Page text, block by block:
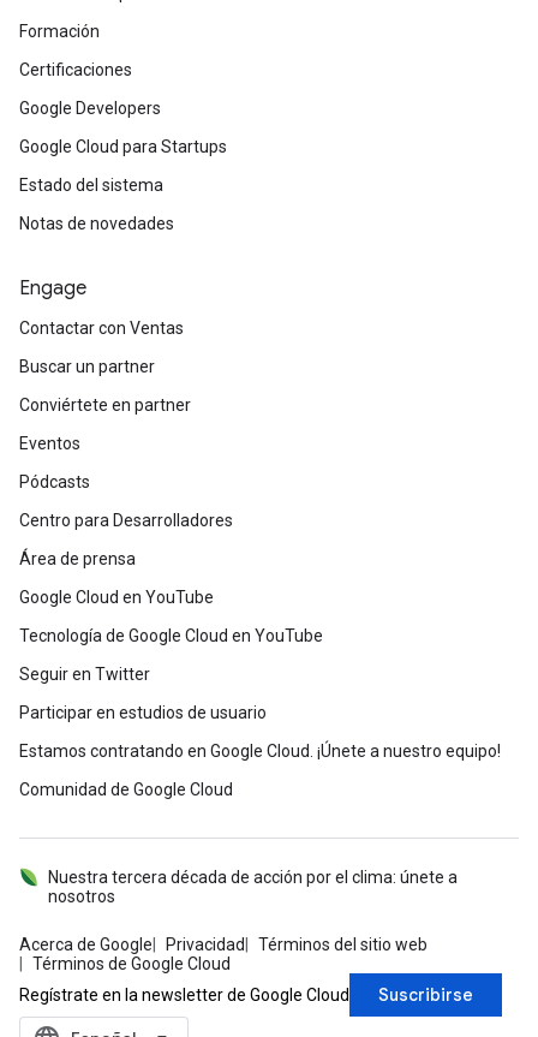
Formación
Certificaciones
Google Developers
Google Cloud para Startups
Estado del sistema
Notas de novedades
Engage
Contactar con Ventas
Buscar un partner
Conviértete en partner
Eventos
Pódcasts
Centro para Desarrolladores
Área de prensa
Google Cloud en YouTube
Tecnología de Google Cloud en YouTube
Seguir en Twitter
Participar en estudios de usuario
Estamos contratando en Google Cloud. ¡Únete a nuestro equipo!
Comunidad de Google Cloud
Acerca de Google Privacidad
Términos del sitio web
Términos de Google Cloud
Nuestra tercera década de acción por el clima: únete a
nosotros
Regístrate en la newsletter de Google Cloud Suscribirse